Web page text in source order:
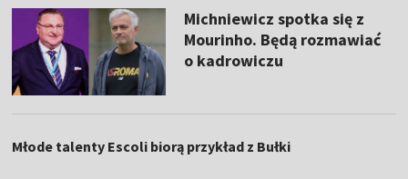
Michniewicz spotka się z
Mourinho. Będą rozmawiać
o kadrowiczu
Młode talenty Escoli biorą przykład z Bułki